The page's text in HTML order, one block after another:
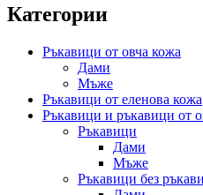
Категории
Ръкавици от овча кожа
Дами
Мъже
Ръкавици от еленова кожа
Ръкавици и ръкавици от
Ръкавици
Дами
Мъже
Ръкавици без